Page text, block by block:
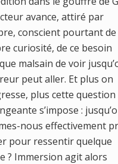
avance, attiré par
conscient pourtant de
curiosité, de ce besoin
malsain de voir
peut aller. Et plus on
plus cette question
s’impose :
nous effectivement
pour ressentir quelque
? Immersion agit alors